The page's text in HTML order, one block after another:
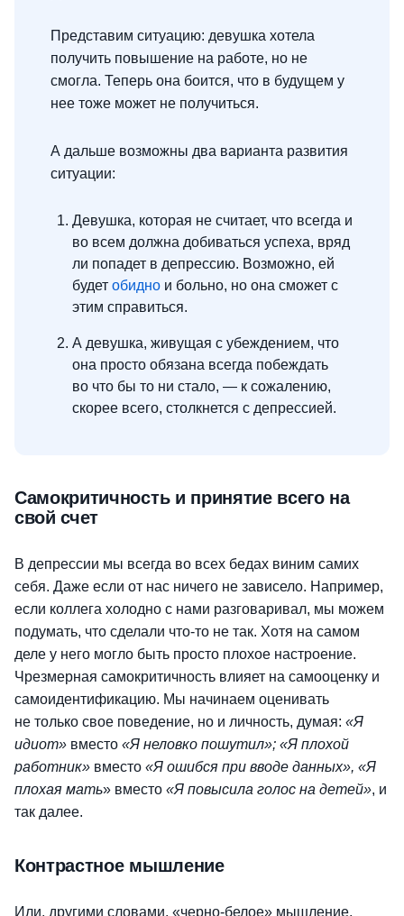
Представим ситуацию: девушка хотела
получить повышение на работе, но не
смогла. Теперь она боится, что в будущем у
нее тоже может не получиться.
А дальше возможны два варианта развития
ситуации:
Девушка, которая не считает, что всегда и
во всем должна добиваться успеха, вряд
ли попадет в депрессию. Возможно, ей
будет обидно и больно, но она сможет с
этим справиться.
А девушка, живущая с убеждением, что
она просто обязана всегда побеждать
во что бы то ни стало, — к сожалению,
скорее всего, столкнется с депрессией.
Самокритичность и принятие всего на
свой счет
В депрессии мы всегда во всех бедах виним самих
себя. Даже если от нас ничего не зависело. Например,
если коллега холодно с нами разговаривал, мы можем
подумать, что сделали что-то не так. Хотя на самом
деле у него могло быть просто плохое настроение.
Чрезмерная самокритичность влияет на самооценку и
самоидентификацию. Мы начинаем оценивать
не только свое поведение, но и личность, думая: «Я
идиот» вместо «Я неловко пошутил»; «Я плохой
работник» вместо «Я ошибся при вводе данных», «Я
плохая мать» вместо «Я повысила голос на детей», и
так далее.
Контрастное мышление
Или, другими словами, «черно-белое» мышление,